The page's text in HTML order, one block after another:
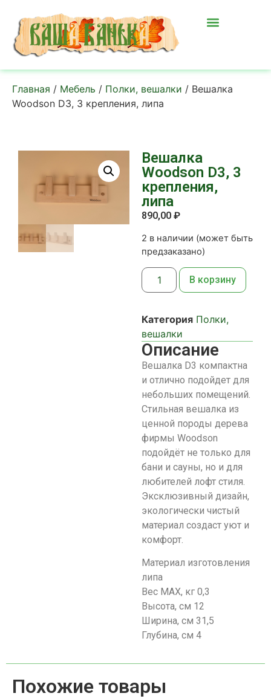
Главная / Мебель / Полки, вешалки / Вешалка
Woodson D3, 3 крепления, липа
Вешалка
Woodson D3, 3
крепления,
липа
890,00 ₽
2 в наличии (может быть
предзаказано)
В корзину
Категория Полки,
вешалки
Описание
Вешалка D3 компактна
и отлично подойдет для
небольших помещений.
Стильная вешалка из
ценной породы дерева
фирмы Woodson
подойдёт не только для
бани и сауны, но и для
любителей лофт стиля.
Эксклюзивный дизайн,
экологически чистый
материал создаст уют и
комфорт.
Материал изготовления
липа
Вес МАХ, кг 0,3
Высота, см 12
Ширина, см 31,5
Глубина, см 4
Похожие товары